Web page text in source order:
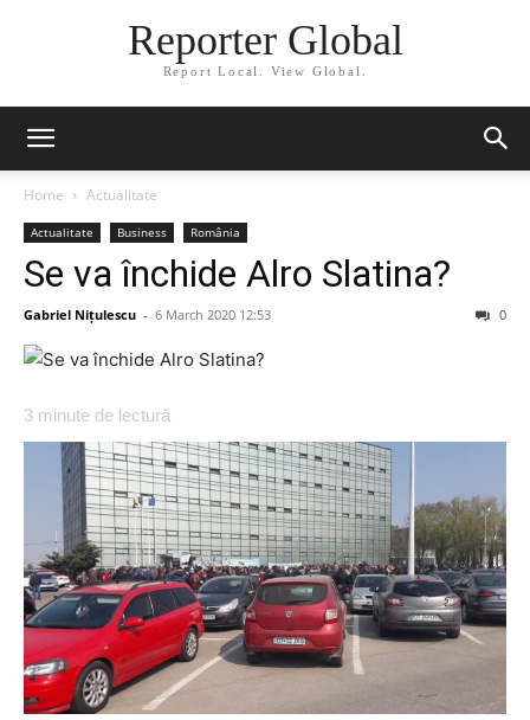
Reporter Global
Report Local. View Global.
Home Actualitate
Actualitate Business România
Se va închide Alro Slatina?
Gabriel Nițulescu - 6 March 2020 12:53 0
3 minute de lectură